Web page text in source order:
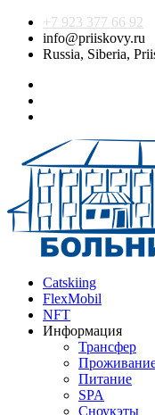
+7 923 377 66 92
info@priiskovy.ru
Russia, Siberia,
Catskiing
FlexMobil
NFT
Информация
Трансфер
Питание
SPA
Сноукэты